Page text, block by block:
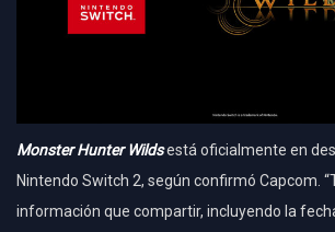
Monster Hunter Wildsestá oficialmente en
Nintendo Switch 2, según confirmó Capcom.
información que compartir, incluyendo la